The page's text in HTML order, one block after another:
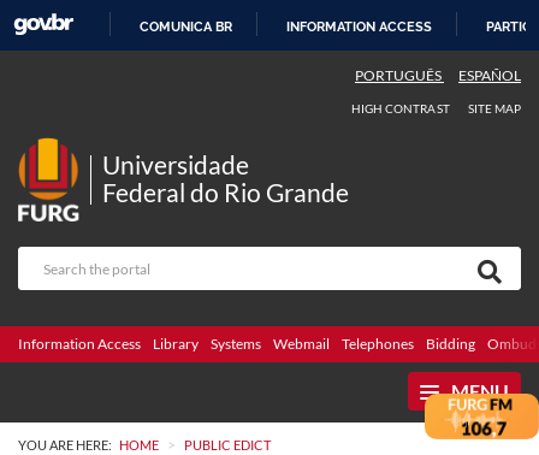
COMUNICA BR INFORMATION ACCESS
PORTUGUÊS ESPAÑOL
HIGH CONTRAST SITE MAP
Universidade
Federal do Rio Grande
Information Access Library Systems Webmail Telephones Bidding
MENU
YOU ARE HERE: HOME > PUBLIC EDICT